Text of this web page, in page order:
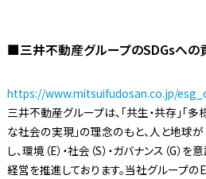
■三井不動産グループのSDGsへの
https://www.mitsuifudosan.co.jp/
三井不動産グループは、「共生・共存」「
な社会の実現」の理念のもと、人と地球
し、環境（E）・社会（S）・ガバナンス（G
経営を推進しております。当社グループ